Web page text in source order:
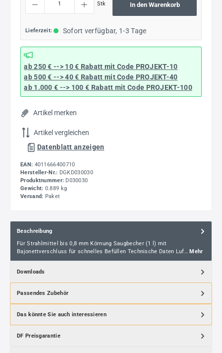
Stk In den Warenkorb
Lieferzeit: Sofort verfügbar, 1-3 Tage
ab 250 € --> 10 € Rabatt mit Code PROJEKT-10
ab 500 € --> 40 € Rabatt mit Code PROJEKT-40
ab 1.000 € --> 100 € Rabatt mit Code PROJEKT-100
Artikel merken
Artikel vergleichen
Datenblatt anzeigen
EAN: 4011666400710
Hersteller-Nr.: DGKD030030
Produktnummer: D030030
Gewicht: 0.889 kg
Versand: Paket
Beschreibung
Für Strahlmittel bis 0,8 mm Körnung Saugbecher (1 l) mit
Bajonettverschluss für schnelles Befüllen Technische Daten Luf… Mehr
Downloads
Passendes Zubehör
Das könnte Sie auch interessieren
DF Preisgarantie